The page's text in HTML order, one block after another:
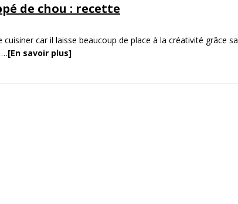
de chou : recette
car il laisse beaucoup de place à la créativité grâce sa
…[En savoir plus]